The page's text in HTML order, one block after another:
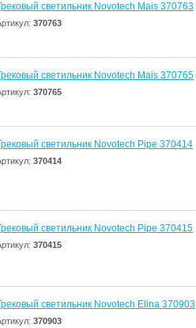
светильник Novotech Mais 370763
370763
светильник Novotech Mais 370765
370765
светильник Novotech Pipe 370414
370414
светильник Novotech Pipe 370415
370415
светильник Novotech Elina 370903
370903